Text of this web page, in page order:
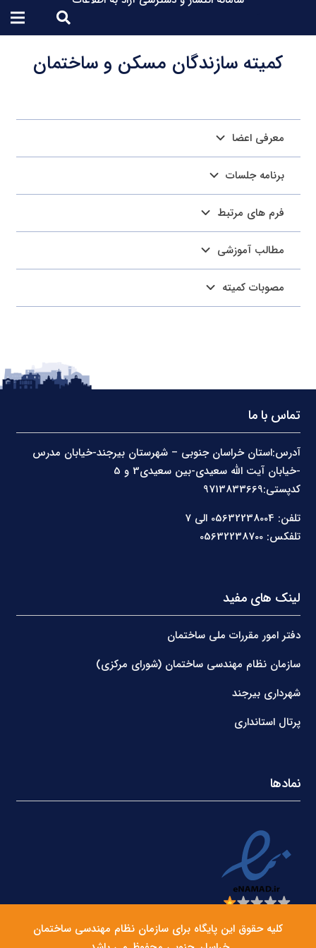
کمیته سازندگان مسکن و ساختمان
معرفی اعضا
برنامه جلسات
فرم های مرتبط
مطالب آموزشی
مصوبات کمیته
تماس با ما
آدرس:استان خراسان جنوبی – شهرستان بیرجند-خیابان مدرس
کدپستی:9713833669
تلفن: 05632238004 الی 7
تلفکس: 05632238700
لینک های مفید
دفتر امور مقررات ملی ساختمان
سازمان نظام مهندسی ساختمان (شورای مرکزی)
شهرداری بیرجند
پرتال استانداری
نمادها
کلیه حقوق این پایگاه برای سازمان نظام مهندسی ساختمان